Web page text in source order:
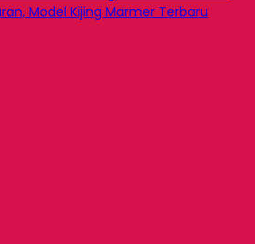
Model Kijing Marmer Terbaru